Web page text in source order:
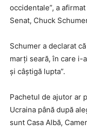
occidentale”, a
Senat, Chuck
Schumer a declarat
marți seară, în care i-
și câștigă lupta”.
Pachetul de ajutor ar
Ucraina până după
sunt Casa Albă,